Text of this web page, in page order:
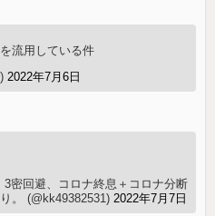
流用している件
2022年7月6日
密回避、コロナ終息＋コロナ分断
。 (@kk49382531)2022年7月7日